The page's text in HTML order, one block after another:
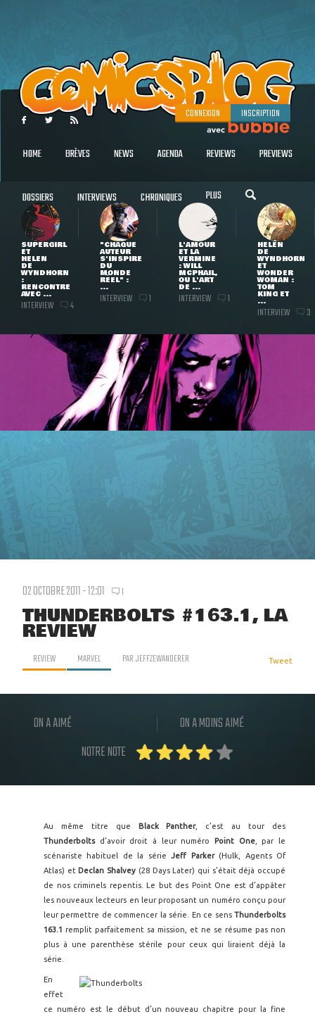
CONNEXION INSCRIPTION
HOME BRÈVES NEWS AGENDA REVIEWS PREVIEWS
DOSSIERS INTERVIEWS CHRONIQUES PLUS
SUPERGIRL
ET
HELEN
DE
WYNDHORN
:
RENCONTRE
AVEC ...
INTERVIEW 4
"CHAQUE
AUTEUR
S'INSPIRE
DU
MONDE
RÉEL" :
...
INTERVIEW 1
L'AMOUR
ET LA
VERMINE
: WILL
MCPHAIL,
OU L'ART
DE ...
INTERVIEW 1
HELEN
DE
WYNDHORN
ET
WONDER
WOMAN :
TOM
KING ET
...
INTERVIEW 3
02 OCTOBRE 2011 - 12:01 1
THUNDERBOLTS #163.1, LA
REVIEW
REVIEW MARVEL PARJEFFZEWANDERER Tweet
ON A AIMÉ
ON A MOINS AIMÉ
NOTRE NOTE
Au même titre que Black Panther, c’est au tour des
Thunderbolts d’avoir droit à leur numéro Point One, par le
scénariste habituel de la sérieJeff Parker(Hulk, Agents Of
Atlas) et Declan Shalvey (28 Days Later) qui s’était déjà occupé
de nos criminels repentis. Le but des Point One est d’appâter
les nouveaux lecteurs en leur proposant un numéro conçu pour
leur permettre de commencer la série. En ce sens Thunderbolts
163.1 remplit parfaitement sa mission, et ne se résume pas non
plus à une parenthèse stérile pour ceux qui liraient déjà la
série.
En
effet
ce numéro est le début d’un nouveau chapitre pour la fine